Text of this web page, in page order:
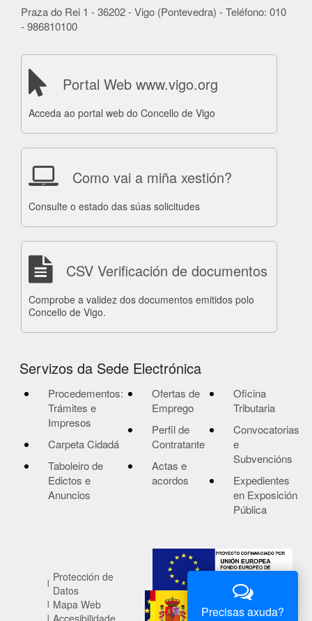
Praza do Rei 1 - 36202 - Vigo (Pontevedra) - Teléfono: 010
- 986810100
Portal Web www.vigo.org
Acceda ao portal web do Concello de Vigo
Como vai a miña xestión?
Consulte o estado das súas solicitudes
CSV Verificación de documentos
Comprobe a validez dos documentos emitidos polo
Concello de Vigo.
Servizos da Sede Electrónica
Procedementos:
Trámites e
Impresos
Carpeta Cidadá
Taboleiro de
Edictos e
Anuncios
Ofertas de
Emprego
Perfil de
Contratante
Actas e
acordos
Oficina
Tributaria
Convocatorias
e
Subvencións
Expedientes
en Exposición
Pública
Protección de
Datos
Mapa Web
Accesibilidade
Precisas axuda?